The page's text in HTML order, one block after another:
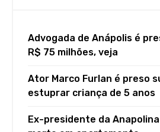
Advogada de Anápolis é
R$ 75 milhões, veja
Ator Marco Furlan é preso
estuprar criança de 5 anos
Ex-presidente da